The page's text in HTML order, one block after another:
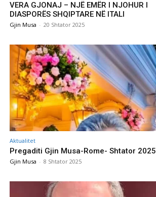
VERA GJONAJ – NJË EMËR I NJOHUR I
DIASPORËS SHQIPTARE NË ITALI
Gjin Musa - 20 Shtator 2025
Aktualitet
Pregaditi Gjin Musa-Rome- Shtator 2025
Gjin Musa - 8 Shtator 2025